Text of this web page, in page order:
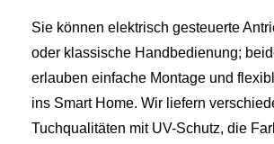
Sie können elektrisch gesteuerte
oder klassische Handbedienung;
erlauben einfache Montage und
ins Smart Home. Wir liefern
Tuchqualitäten mit UV-Schutz, die